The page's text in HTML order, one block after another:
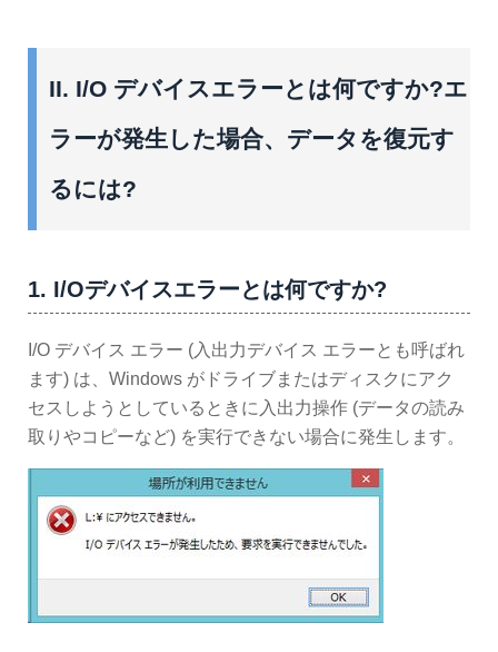
II. I/O デバイスエラーとは何ですか?エ
ラーが発生した場合、データを復元す
るには?
1. I/Oデバイスエラーとは何ですか?
I/O デバイス エラー (入出力デバイス エラーとも呼ばれ
ます) は、Windows がドライブまたはディスクにアク
セスしようとしているときに入出力操作 (データの読み
取りやコピーなど) を実行できない場合に発生します。